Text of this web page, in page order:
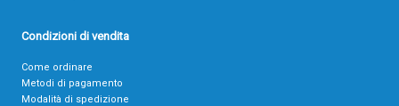
Condizioni di vendita
Come ordinare
Metodi di pagamento
Modalità di spedizione